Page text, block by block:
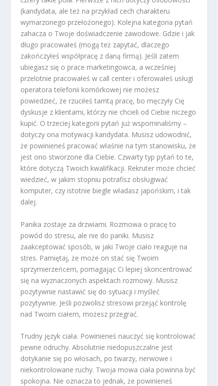
(kandydata, ale też na przykład cech charakteru
wymarzonego przełożonego). Kolejna kategoria pytań
zahacza o Twoje doświadczenie zawodowe. Gdzie i jak
długo pracowałeś (mogą też zapytać, dlaczego
zakończyłeś współpracę z daną firmą). Jeśli zatem
ubiegasz się o prace marketingowca, a wcześniej
przelotnie pracowałeś w call center i oferowałeś usługi
operatora telefonii komórkowej nie możesz
powiedzieć, że rzuciłeś tamtą pracę, bo męczyły Cię
dyskusje z klientami, którzy nie chcieli od Ciebie niczego
kupić. O trzeciej kategorii pytań już wspominaliśmy –
dotyczy ona motywacji kandydata. Musisz udowodnić,
że powinieneś pracować właśnie na tym stanowisku, że
jest ono stworzone dla Ciebie. Czwarty typ pytań to te,
które dotyczą Twoich kwalifikacji. Rekruter może chcieć
wiedzieć, w jakim stopniu potrafisz obsługiwać
komputer, czy istotnie biegle władasz japońskim, i tak
dalej.
Panika zostaje za drzwiami. Rozmowa o pracę to
powód do stresu, ale nie do paniki. Musisz
zaakceptować sposób, w jaki Twoje ciało reaguje na
stres. Pamiętaj, że może on stać się Twoim
sprzymierzeńcem, pomagając Ci lepiej skoncentrować
się na wyznaczonych aspektach rozmowy. Musisz
pozytywnie nastawić się do sytuacji i myśleć
pozytywnie. Jeśli pozwolisz stresowi przejąć kontrolę
nad Twoim ciałem, możesz przegrać.
Trudny język ciała. Powinieneś nauczyć się kontrolować
pewne odruchy. Absolutnie niedopuszczalne jest
dotykanie się po włosach, po twarzy, nerwowe i
niekontrolowane ruchy. Twoja mowa ciała powinna być
spokojna. Nie oznacza to jednak, że powinieneś